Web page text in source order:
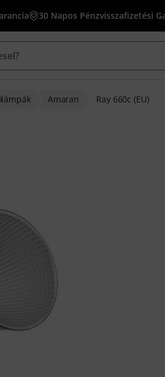
30 Napos Pénzvisszafizetési
Amaran Ray 660c (EU)